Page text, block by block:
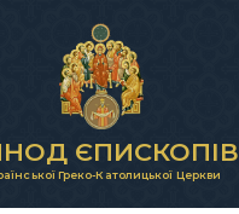
ЄПИСКОПІВ
Греко-Католицької Церкви